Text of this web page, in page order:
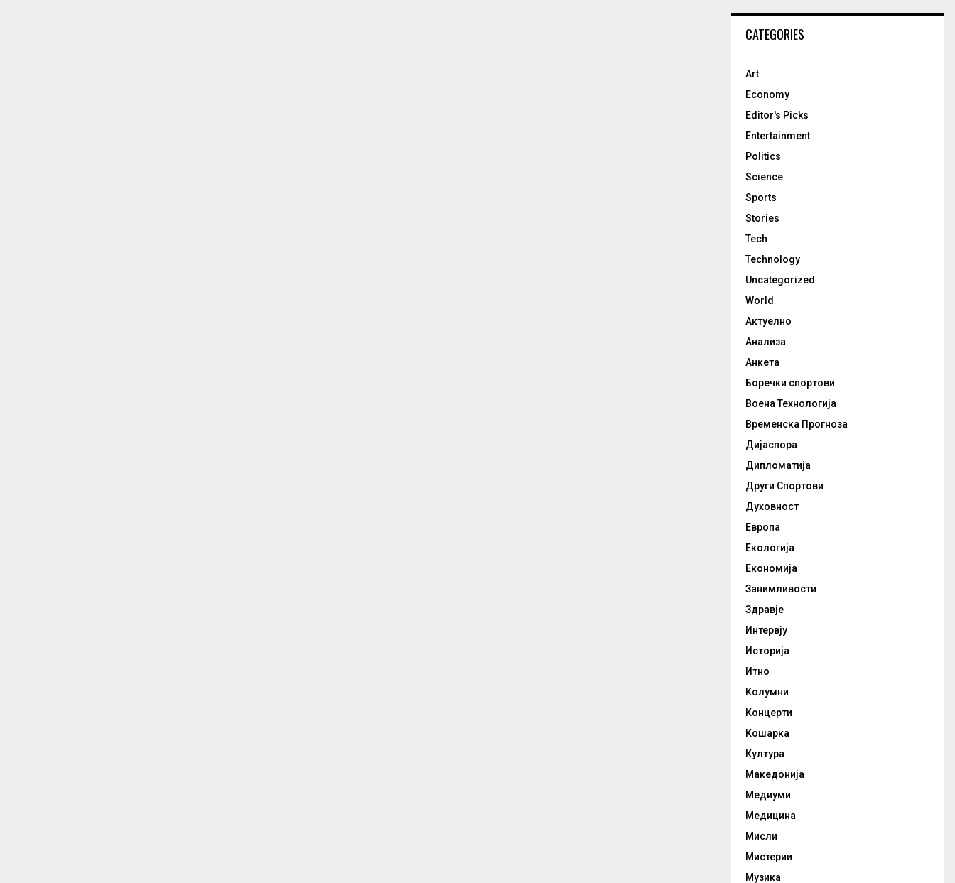
CATEGORIES
Art
Economy
Editor's Picks
Entertainment
Politics
Science
Sports
Stories
Tech
Technology
Uncategorized
World
Актуелно
Анализа
Анкета
Боречки спортови
Воена Технологија
Временска Прогноза
Дијаспора
Дипломатија
Други Спортови
Духовност
Европа
Екологија
Економија
Занимливости
Здравје
Интервју
Историја
Итно
Колумни
Концерти
Кошарка
Култура
Македонија
Медиуми
Медицина
Мисли
Мистерии
Музика